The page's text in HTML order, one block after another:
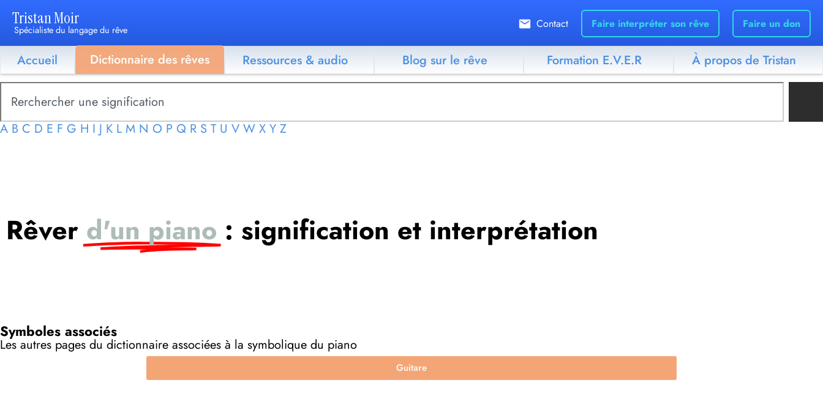
Tristan Moir
Spécialiste du langage du rêve Contact Faire interpréter son rêve Faire un don
Accueil Dictionnaire des rêves Ressources & audio Blog sur le rêve Formation E.V.E.R À propos de Tristan
A B C D E F G H I J K L M N O P Q R S T U V W X Y Z
Rêver d'un piano : signification et interprétation
Symboles associés
Les autres pages du dictionnaire associées à la symbolique du piano
Guitare